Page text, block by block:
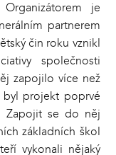
je
partnerem
čin roku vznikl
společnosti
zapojilo více než
projekt poprvé
Zapojit se do něj
základních škol
vykonali nějaký